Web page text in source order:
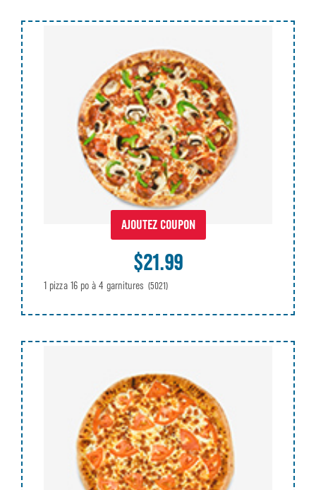
AJOUTEZ COUPON
$21.99
1 pizza 16 po à 4 garnitures (5021)